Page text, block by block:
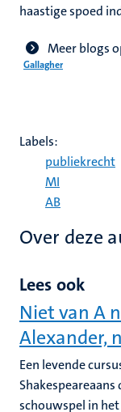
haastige spoed
Meer blogs
Gallagher
Labels:
publiekrecht
MI
AB
Over deze
Lees ook
Niet van A
Alexander,
Een levende
schouwspel in